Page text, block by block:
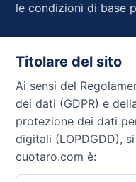
le condizioni di base
Titolare del sito
Ai sensi del
dei dati (GDPR) e
protezione dei dati
digitali (LOPDGDD),
cuotaro.com è: